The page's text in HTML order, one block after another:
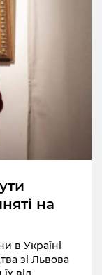
на
в Україні
зі Львова